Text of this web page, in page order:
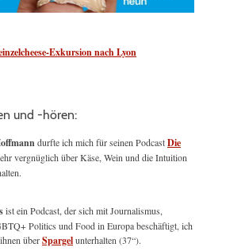
Exkursion nach Lyon
und -hören:
durfte ich mich für seinen PodcastDie
vergnüglich über Käse, Wein und die Intuition
ist ein Podcast, der sich mit Journalismus,
Politics und Food in Europa beschäftigt, ich
überSpargelunterhalten (37“).